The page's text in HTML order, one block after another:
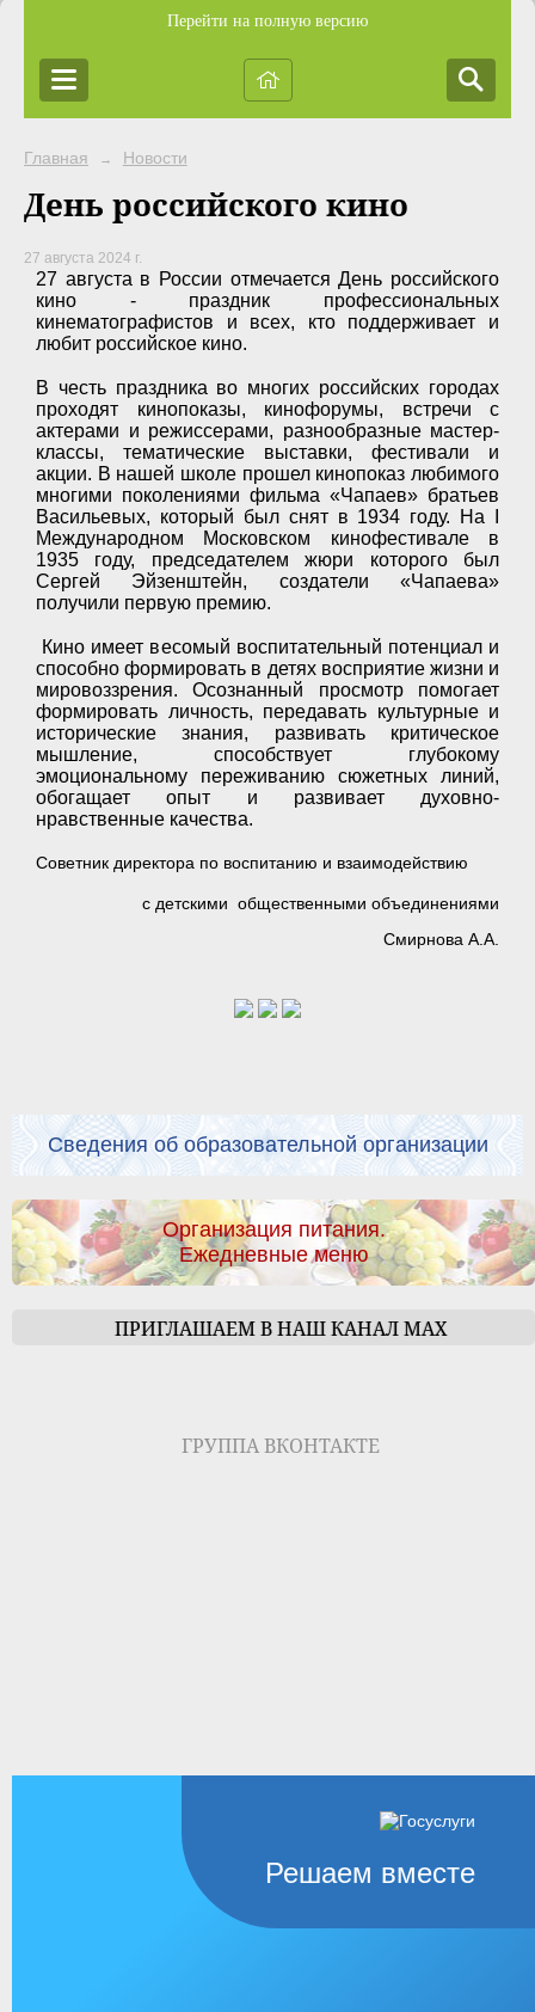
Перейти на полную версию
Главная → Новости
День российского кино
27 августа 2024 г.
27 августа в России отмечается День российского
кино - праздник профессиональных
кинематографистов и всех, кто поддерживает и
любит российское кино.
В честь праздника во многих российских городах
проходят кинопоказы, кинофорумы, встречи с
актерами и режиссерами, разнообразные мастер-
классы, тематические выставки, фестивали и
акции. В нашей школе прошел кинопоказ любимого
многими поколениями фильма «Чапаев» братьев
Васильевых, который был снят в 1934 году. На I
Международном Московском кинофестивале в
1935 году, председателем жюри которого был
Сергей Эйзенштейн, создатели «Чапаева»
получили первую премию.
Кино имеет весомый воспитательный потенциал и
способно формировать в детях восприятие жизни и
мировоззрения. Осознанный просмотр помогает
формировать личность, передавать культурные и
исторические знания, развивать критическое
мышление, способствует глубокому
эмоциональному переживанию сюжетных линий,
обогащает опыт и развивает духовно-
нравственные качества.
Советник директора по воспитанию и взаимодействию
с детскими общественными объединениями
Смирнова А.А.
Сведения об образовательной организации
Организация питания.
Ежедневные меню
ПРИГЛАШАЕМ В НАШ КАНАЛ МАХ
ГРУППА ВКОНТАКТЕ
Решаем вместе